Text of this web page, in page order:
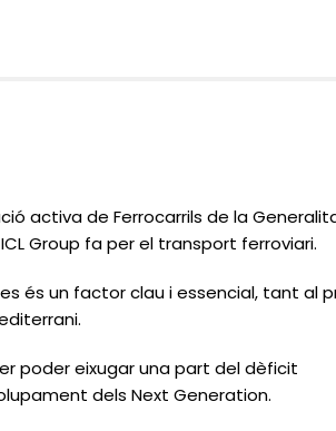
activa de Ferrocarrils de la
Group fa per el transport ferroviari.
és un factor clau i essencial, tant al
poder eixugar una part del dèficit
dels Next Generation.